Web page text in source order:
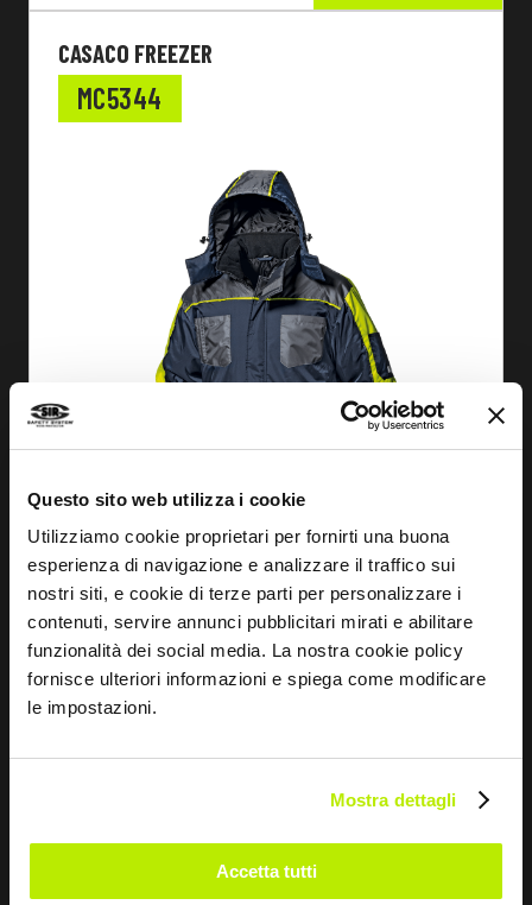
Questo sito web utilizza i cookie
Utilizziamo cookie proprietari per fornirti una buona
esperienza di navigazione e analizzare il traffico sui
nostri siti, e cookie di terze parti per personalizzare i
contenuti, servire annunci pubblicitari mirati e abilitare
funzionalità dei social media. La nostra cookie policy
fornisce ulteriori informazioni e spiega come modificare
le impostazioni.
Mostra dettagli
Accetta tutti
CASACO FREEZER
MC5344
DESCOBRIR
FATO FREEZER
MC5347